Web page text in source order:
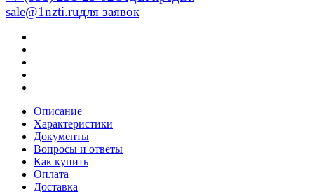
sale@1nzti.ruдля заявок
Описание
Характеристики
Документы
Вопросы и ответы
Как купить
Оплата
Доставка